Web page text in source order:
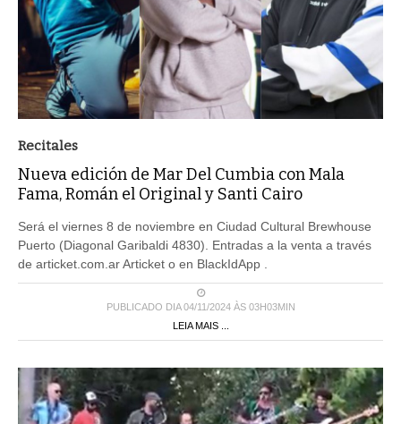
Recitales
Nueva edición de Mar Del Cumbia con Mala
Fama, Román el Original y Santi Cairo
Será el viernes 8 de noviembre en Ciudad Cultural Brewhouse
Puerto (Diagonal Garibaldi 4830). Entradas a la venta a través
de articket.com.ar Articket o en BlackIdApp .
PUBLICADO DIA 04/11/2024 ÀS 03H03MIN
LEIA MAIS ...